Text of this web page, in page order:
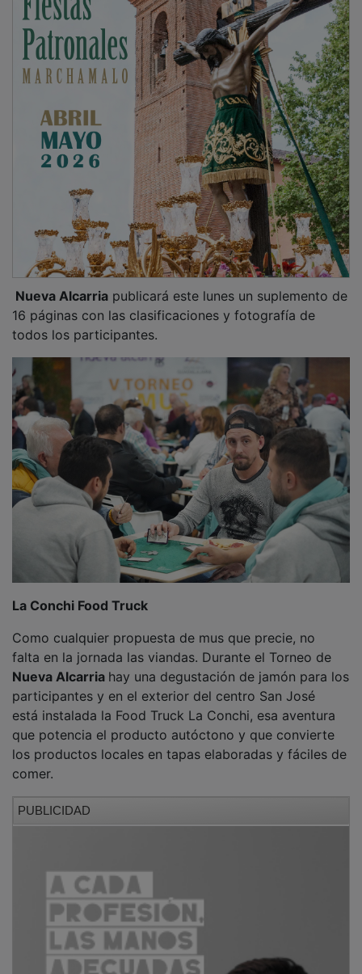
16 páginas con las clasificaciones y fotografía de
todos los participantes.
falta en la jornada las viandas. Durante el Torneo de
Nueva Alcarriahay una degustación de jamón para los
participantes y en el exterior del centro San José
está instalada la Food Truck La Conchi, esa aventura
que potencia el producto autóctono y que convierte
los productos locales en tapas elaboradas y fáciles de
comer.